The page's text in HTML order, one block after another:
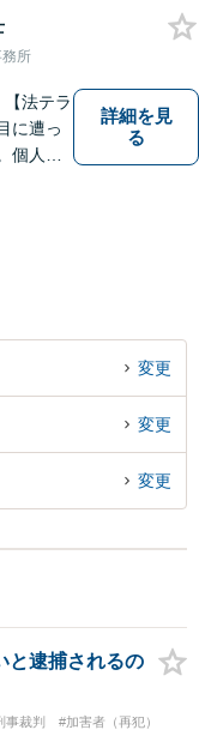
たサポ
す。ま
ださ
所
【法テラ
に遭っ
個人・
詳細を見
る
変更
変更
変更
と逮捕されるの
事裁判
#加害者（再犯）